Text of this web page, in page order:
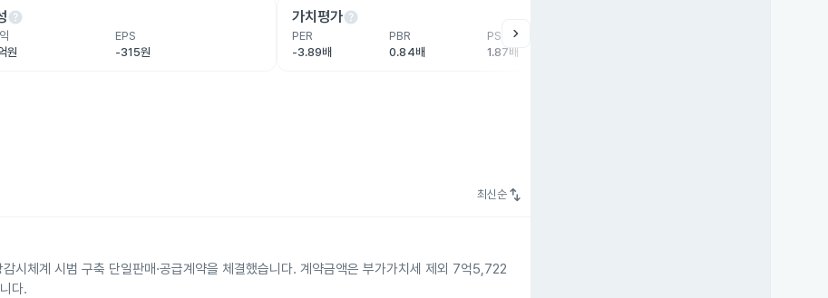
help
원
EPS
-315원
가치평가help
PER
-3.89배
PBR
0.84배
PSR
1.87배
chevron_right
최신순 swap_vert
시체계 시범 구축 단일판매·공급계약을 체결했습니다. 계약금액은 부가가치세 제외 7억5,722
다.